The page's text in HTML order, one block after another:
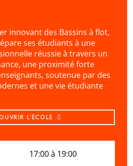
innovant des Bassins à flot,
ses étudiants à une
réussie à travers un
une proximité forte
soutenue par des
et une vie étudiante
L'ÉCOLE
17:00 à 19:00